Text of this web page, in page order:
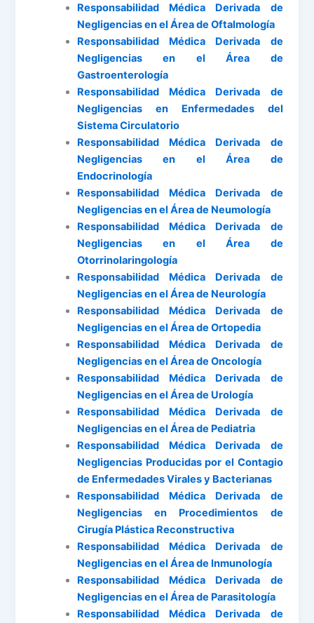
Responsabilidad Médica Derivada de
Negligencias en el Área de Oftalmología
Responsabilidad Médica Derivada de
Negligencias en el Área de
Gastroenterología
Responsabilidad Médica Derivada de
Negligencias en Enfermedades del
Sistema Circulatorio
Responsabilidad Médica Derivada de
Negligencias en el Área de
Endocrinología
Responsabilidad Médica Derivada de
Negligencias en el Área de Neumología
Responsabilidad Médica Derivada de
Negligencias en el Área de
Otorrinolaringología
Responsabilidad Médica Derivada de
Negligencias en el Área de Neurología
Responsabilidad Médica Derivada de
Negligencias en el Área de Ortopedia
Responsabilidad Médica Derivada de
Negligencias en el Área de Oncología
Responsabilidad Médica Derivada de
Negligencias en el Área de Urología
Responsabilidad Médica Derivada de
Negligencias en el Área de Pediatria
Responsabilidad Médica Derivada de
Negligencias Producidas por el Contagio
de Enfermedades Virales y Bacterianas
Responsabilidad Médica Derivada de
Negligencias en Procedimientos de
Cirugía Plástica Reconstructiva
Responsabilidad Médica Derivada de
Negligencias en el Área de Inmunología
Responsabilidad Médica Derivada de
Negligencias en el Área de Parasitología
Responsabilidad Médica Derivada de